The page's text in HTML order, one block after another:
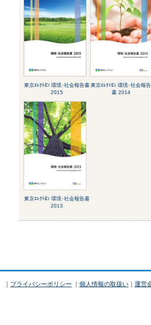
東京ｴﾚｸﾄﾛﾝ 環境･社会報告書
2015
東京ｴﾚｸﾄﾛﾝ 環境･社会報告
書 2014
東京ｴﾚｸﾄﾛﾝ 環境･社会報告書
2013
｜ プライバシーポリシー ｜ 個人情報の取扱い ｜ 運営